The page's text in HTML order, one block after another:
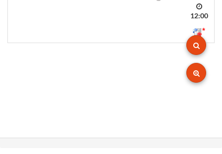
12:00